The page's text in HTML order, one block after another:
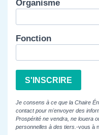
Organisme
Fonction
S'INSCRIRE
Je consens à ce que la Chaire
contact pour m'envoyer des
Prospérité ne vendra, ne louera
personnelles à des tiers. -vous à